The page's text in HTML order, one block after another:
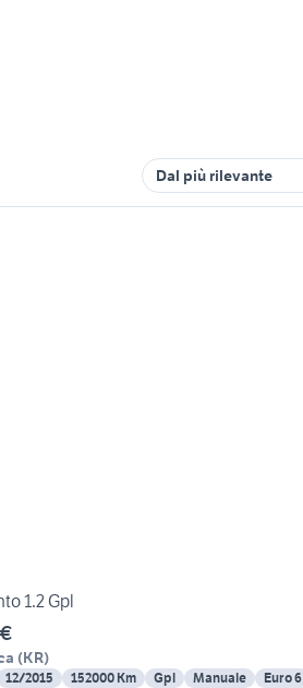
Dal più rilevante
1.2 Gpl
(KR)
12/2015 152000 Km Gpl Manuale Euro 6